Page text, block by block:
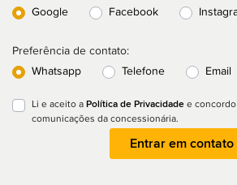
Google
Facebook
Preferência de contato:
Whatsapp
Telefone Email
Li e aceito a Política de Privacidade e
comunicações da concessionária.
Entrar em contato